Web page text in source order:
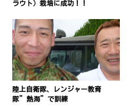
ラウト）栽培に成功！！
陸上自衛隊、レンジャー教育
隊”熱海”で訓練